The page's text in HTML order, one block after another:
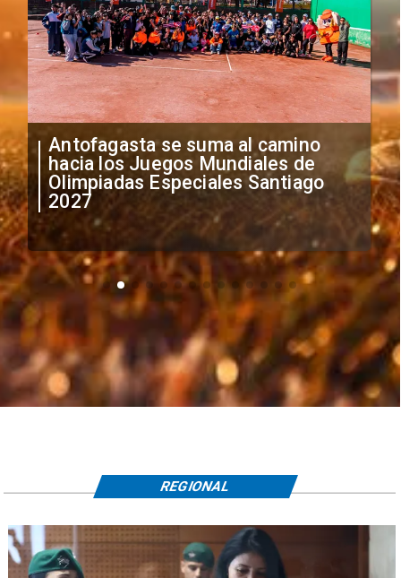
Antofagasta se suma al camino
hacia los Juegos Mundiales de
Olimpiadas Especiales Santiago
2027
REGIONAL